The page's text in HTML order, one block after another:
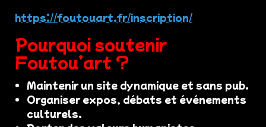
https://foutouart.fr/inscription/
Pourquoi soutenir
Foutou’art ?
Maintenir un site dynamique et sans pub.
Organiser expos, débats et événements
culturels.